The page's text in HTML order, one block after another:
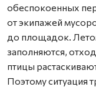
обеспокоенных
от экипажей
до площадок.
заполняются,
птицы
Поэтому ситуация